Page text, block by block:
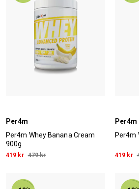
Per4m
Per4m Whey Banana Cream
900g
419 kr 479 kr
Per4m
Per4m
419 kr